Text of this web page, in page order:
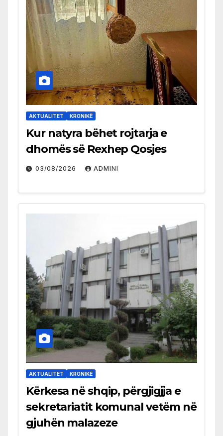
AKTUALITET KRONIKË
Kur natyra bëhet rojtarja e
dhomës së Rexhep Qosjes
03/08/2026 ADMINI
AKTUALITET KRONIKË
Kërkesa në shqip, përgjigjja e
sekretariatit komunal vetëm në
gjuhën malazeze